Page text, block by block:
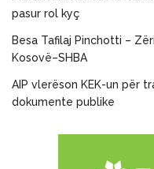
pasur rol kyç
Besa Tafilaj Pinchotti –
Kosovë–SHBA
AIP vlerëson KEK-un për
dokumente publike